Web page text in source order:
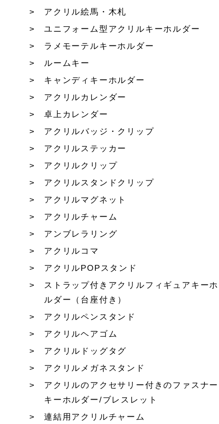
アクリル絵馬・木札
ユニフォーム型アクリルキーホルダー
ラメモーテルキーホルダー
ルームキー
キャンディキーホルダー
アクリルカレンダー
卓上カレンダー
アクリルバッジ・クリップ
アクリルステッカー
アクリルクリップ
アクリルスタンドクリップ
アクリルマグネット
アクリルチャーム
アンブレラリング
アクリルコマ
アクリルPOPスタンド
ストラップ付きアクリルフィギュアキーホ
ルダー（台座付き）
アクリルペンスタンド
アクリルヘアゴム
アクリルドッグタグ
アクリルメガネスタンド
アクリルのアクセサリー付きのファスナー
キーホルダー/ブレスレット
連結用アクリルチャーム